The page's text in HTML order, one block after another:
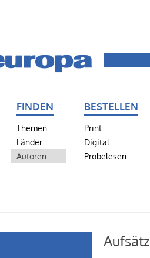
FINDEN
Themen
Länder
Autoren
BESTELLEN
Print
Digital
Probelesen